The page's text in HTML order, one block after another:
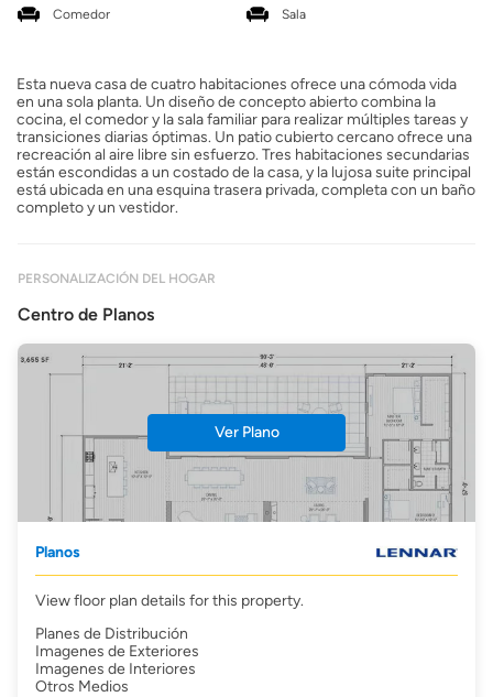
Comedor Sala
Esta nueva casa de cuatro habitaciones ofrece una cómoda vida
en una sola planta. Un diseño de concepto abierto combina la
cocina, el comedor y la sala familiar para realizar múltiples tareas y
transiciones diarias óptimas. Un patio cubierto cercano ofrece una
recreación al aire libre sin esfuerzo. Tres habitaciones secundarias
están escondidas a un costado de la casa, y la lujosa suite principal
está ubicada en una esquina trasera privada, completa con un baño
completo y un vestidor.
PERSONALIZACIÓN DEL HOGAR
Centro de Planos
Ver Plano
Planos
View floor plan details for this property.
Planes de Distribución
Imagenes de Exteriores
Imagenes de Interiores
Otros Medios